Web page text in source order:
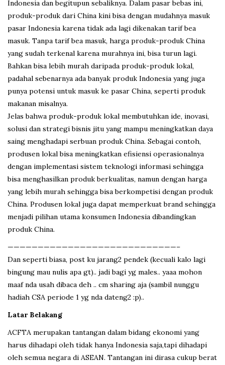
Indonesia dan begitupun sebaliknya. Dalam pasar bebas ini,
produk-produk dari China kini bisa dengan mudahnya masuk
pasar Indonesia karena tidak ada lagi dikenakan tarif bea
masuk. Tanpa tarif bea masuk, harga produk-produk China
yang sudah terkenal karena murahnya ini, bisa turun lagi.
Bahkan bisa lebih murah daripada produk-produk lokal,
padahal sebenarnya ada banyak produk Indonesia yang juga
punya potensi untuk masuk ke pasar China, seperti produk
makanan misalnya.
Jelas bahwa produk-produk lokal membutuhkan ide, inovasi,
solusi dan strategi bisnis jitu yang mampu meningkatkan daya
saing menghadapi serbuan produk China. Sebagai contoh,
produsen lokal bisa meningkatkan efisiensi operasionalnya
dengan implementasi sistem teknologi informasi sehingga
bisa menghasilkan produk berkualitas, namun dengan harga
yang lebih murah sehingga bisa berkompetisi dengan produk
China. Produsen lokal juga dapat memperkuat brand sehingga
menjadi pilihan utama konsumen Indonesia dibandingkan
produk China.
————————————————————————————–
Dan seperti biasa, post ku jarang2 pendek (kecuali kalo lagi
bingung mau nulis apa gt).. jadi bagi yg males.. yaaa mohon
maaf nda usah dibaca deh .. cm sharing aja (sambil nunggu
hadiah CSA periode 1 yg nda dateng2 :p)..
Latar Belakang
ACFTA merupakan tantangan dalam bidang ekonomi yang
harus dihadapi oleh tidak hanya Indonesia saja,tapi dihadapi
oleh semua negara di ASEAN. Tantangan ini dirasa cukup berat